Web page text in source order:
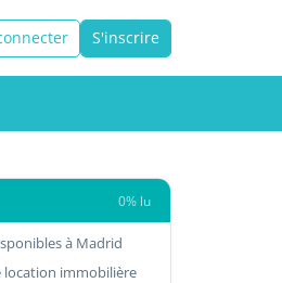
S'inscrire
0% lu
à Madrid
immobilière